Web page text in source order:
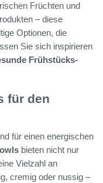
Früchten und
– diese
Optionen, die
Sie sich inspirieren
Frühstücks-
für den
für einen energischen
bieten nicht nur
Vielzahl an
cremig oder nussig –